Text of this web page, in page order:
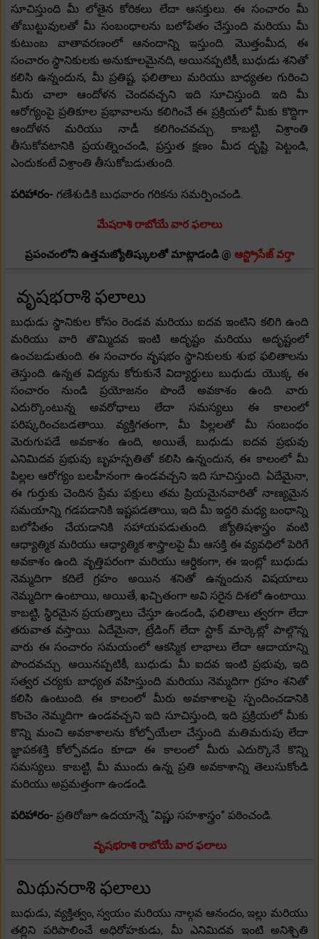
సూచిస్తుంది మీ లోతైన కోరికలు లేదా ఆసక్తులు. ఈ సంచారం మీ
తోబుట్టువులతో మీ సంబంధాలను బలోపేతం చేస్తుంది మరియు మీ
కుటుంబ వాతావరణంలో ఆనందాన్ని ఇస్తుంది. మొత్తంమీద, ఈ
సంచారం స్థానికులకు అనుకూలమైనది, అయినప్పటికీ, బుధుడు శనితో
కలిసి ఉన్నందున, మీ ప్రతిష్ట, ఫలితాలు మరియు బాధ్యతల గురించి
మీరు చాలా ఆందోళన చెందవచ్చని ఇది సూచిస్తుంది. ఇది మీ
ఆరోగ్యంపై ప్రతికూల ప్రభావాలను కలిగించే ఈ ప్రక్రియలో మీకు కొద్దిగా
ఆందోళన మరియు నాడీ కలిగించవచ్చు. కాబట్టి, విశ్రాంతి
తీసుకోవటానికి ప్రయత్నించండి, ప్రస్తుత క్షణం మీద దృష్టి పెట్టండి,
ఎందుకంటే విశ్రాంతి తీసుకోబడుతుంది.
పరిహారం- గణేశుడికి బుధవారం గరికను సమర్పించండి.
మేషరాశి రాబోయే వార ఫలాలు
ప్రపంచంలోని ఉత్తమజ్యోతిష్కులతో మాట్లాడండి @ ఆస్ట్రోసేజ్ వర్తా
వృషభరాశి ఫలాలు
బుధుడు స్థానికుల కోసం రెండవ మరియు ఐదవ ఇంటిని కలిగి ఉంది
మరియు వారి తొమ్మిదవ ఇంటి అదృష్టం మరియు అదృష్టంలో
ఉంచబడుతుంది. ఈ సంచారం వృషభం స్థానికులకు శుభ ఫలితాలను
తెస్తుంది. ఉన్నత విద్యను కోరుకునే విద్యార్థులు బుధుడు యొక్క ఈ
సంచారం నుండి ప్రయోజనం పొందే అవకాశం ఉంది. వారు
ఎదుర్కొంటున్న అవరోధాలు లేదా సమస్యలు ఈ కాలంలో
పరిష్కరించబడతాయి. వ్యక్తిగతంగా, మీ పిల్లలతో మీ సంబంధం
మెరుగుపడే అవకాశం ఉంది, అయితే, బుధుడు ఐదవ ప్రభువు
ఎనిమిదవ ప్రభువు బృహస్పతితో కలిసి ఉన్నందున, ఈ కాలంలో మీ
పిల్లల ఆరోగ్యం బలహీనంగా ఉండవచ్చని ఇది సూచిస్తుంది. ఏదేమైనా,
ఈ గుర్తుకు చెందిన ప్రేమ పక్షులు తమ ప్రియమైనవారితో నాణ్యమైన
సమయాన్ని గడపడానికి ఇష్టపడతాయి, ఇది మీ ఇద్దరి మధ్య బంధాన్ని
బలోపేతం చేయడానికి సహాయపడుతుంది. జ్యోతిషశాస్త్రం వంటి
ఆధ్యాత్మిక మరియు ఆధ్యాత్మిక శాస్త్రాలపై మీ ఆసక్తి ఈ వ్యవధిలో పెరిగే
అవకాశం ఉంది. వృత్తిపరంగా మరియు ఆర్ధికంగా, ఈ ఇంట్లో బుధుడు
నెమ్మదిగా కదిలే గ్రహం అయిన శనితో ఉన్నందున విషయాలు
నెమ్మదిగా ఉంటాయి, అయితే, ఖచ్చితంగా అవి సరైన దిశలో ఉంటాయి.
కాబట్టి, స్థిరమైన ప్రయత్నాలు చేస్తూ ఉండండి, ఫలితాలు త్వరగా లేదా
తరువాత వస్తాయి. ఏదేమైనా, ట్రేడింగ్ లేదా స్టాక్ మార్కెట్లో పాల్గొన్న
వారు ఈ సంచారం సమయంలో ఆకస్మిక లాభాలు లేదా ఆదాయాన్ని
పొందవచ్చు. అయినప్పటికీ, బుధుడు మీ ఐదవ ఇంటి ప్రభువు, ఇది
సత్వర చర్యకు బాధ్యత వహిస్తుంది మరియు నెమ్మదిగా గ్రహం శనితో
కలిసి ఉంటుంది. ఈ కాలంలో మీరు అవకాశాలపై స్పందించడానికి
కొంచెం నెమ్మదిగా ఉండవచ్చని ఇది సూచిస్తుంది, ఇది ప్రక్రియలో మీకు
కొన్ని మంచి అవకాశాలను కోల్పోయేలా చేస్తుంది. మతిమరుపు లేదా
జ్ఞాపకశక్తి కోల్పోవడం కూడా ఈ కాలంలో మీరు ఎదుర్కొనే కొన్ని
సమస్యలు. కాబట్టి, మీ ముందు ఉన్న ప్రతి అవకాశాన్ని తెలుసుకోండి
మరియు అప్రమత్తంగా ఉండండి.
పరిహారం- ప్రతిరోజూ ఉదయాన్నే “విష్ణు సహశాస్త్రం” పఠించండి.
వృషభరాశి రాబోయే వార ఫలాలు
మిథునరాశి ఫలాలు
బుధుడు, వ్యక్తిత్వం, స్వయం మరియు నాల్గవ ఆనందం, ఇల్లు మరియు
తల్లిని పరిపాలించే అధిరోహకుడు, మీ ఎనిమిదవ ఇంటి అనిశ్చితి